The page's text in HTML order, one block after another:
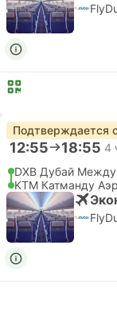
Подтверждается
12:55 18:55 4
DXB Дубай
KTM Катманду